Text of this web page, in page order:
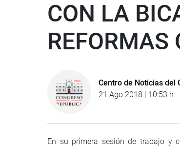
CON LA
REFORMAS
Centro de Noticias del
21 Ago 2018 | 10:53 h
En su primera sesión de trabajo y